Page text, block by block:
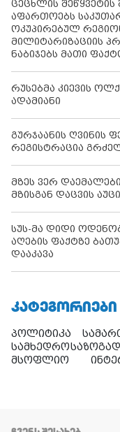
ცეცხლის შეწყვეტის
აფართოებს
ოკუპირებულ
მილიტარიზაციის
ნაბიჯებს მათი
რუსებმა კიევის
ადამიანი
გურჯაანის ღვინის
რეგისტრაცია
მზეს ვერ
მზისგან დაცვის
სუს-მა დიდი
აღების ფაქტზე
დააკავა
ᲙᲐᲢᲔᲒᲝᲠᲘᲔᲑᲘ
პოლიტიკა
სამხედრო
მსოფლიო